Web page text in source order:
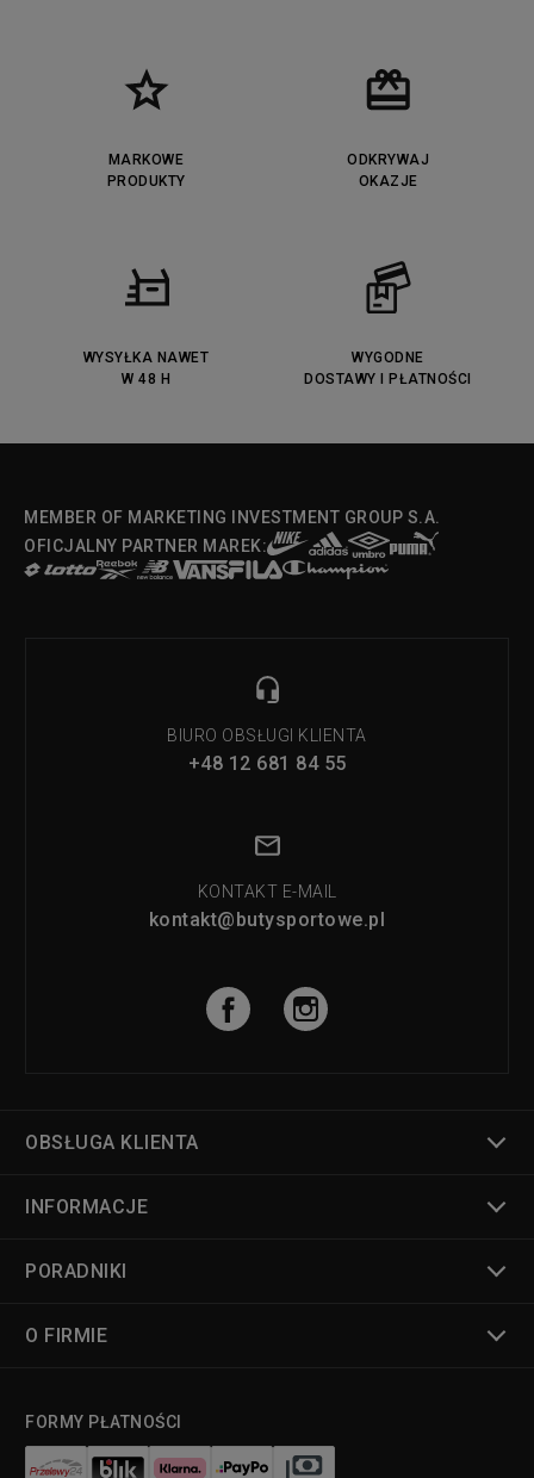
MARKOWE
PRODUKTY
ODKRYWAJ
OKAZJE
WYSYŁKA NAWET
W 48 H
WYGODNE
DOSTAWY I PŁATNOŚCI
MEMBER OF MARKETING INVESTMENT GROUP S.A.
OFICJALNY PARTNER MAREK:
BIURO OBSŁUGI KLIENTA
+48 12 681 84 55
KONTAKT E-MAIL
kontakt@butysportowe.pl
OBSŁUGA KLIENTA
INFORMACJE
PORADNIKI
O FIRMIE
FORMY PŁATNOŚCI